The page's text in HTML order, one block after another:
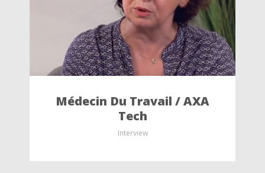
Médecin Du Travail / AXA
Tech
Interview